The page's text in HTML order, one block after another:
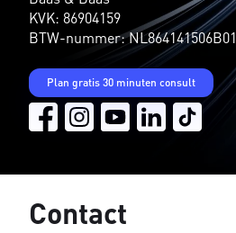
KVK: 86904159
BTW-nummer: NL864141506B01
Plan gratis 30 minuten consult
Contact